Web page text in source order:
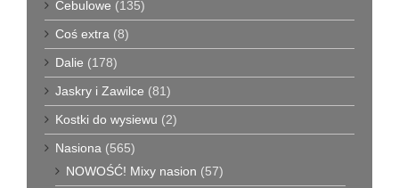
Cebulowe (135)
Coś extra (8)
Dalie (178)
Jaskry i Zawilce (81)
Kostki do wysiewu (2)
Nasiona (565)
NOWOŚĆ! Mixy nasion (57)